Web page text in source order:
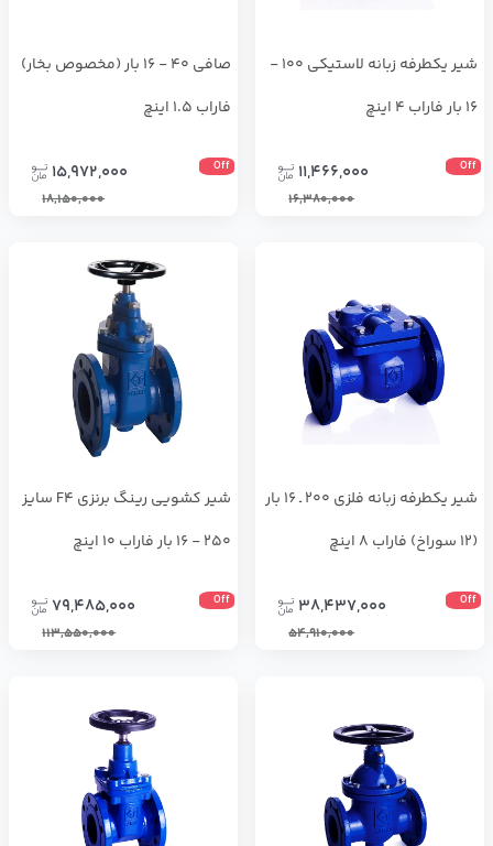
شیر یکطرفه زبانه لاستیکی 100 -
16 بار فاراب 4 اینچ
Off
11,466,000
16,380,000
صافی 40 - 16 بار (مخصوص بخار)
فاراب 1.5 اینچ
Off
15,972,000
18,150,000
شیر یکطرفه زبانه فلزی 200 ـ 16 بار
(12 سوراخ) فاراب 8 اینچ
Off
38,437,000
54,910,000
شیر کشویی رینگ برنزی F4 سایز
250 - 16 بار فاراب 10 اینچ
Off
79,485,000
113,550,000